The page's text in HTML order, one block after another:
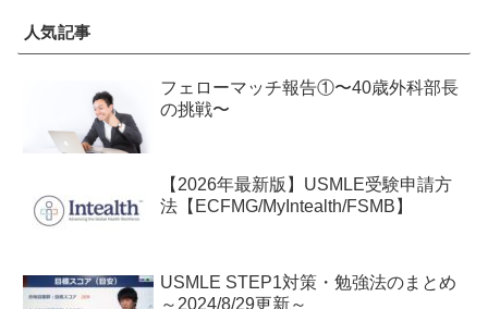
人気記事
フェローマッチ報告①〜40歳外科部長
の挑戦〜
【2026年最新版】USMLE受験申請方
法【ECFMG/MyIntealth/FSMB】
USMLE STEP1対策・勉強法のまとめ
～2024/8/29更新～